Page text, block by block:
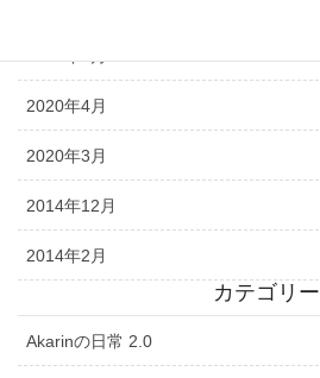
2020年5月
2020年4月
2020年3月
2014年12月
2014年2月
カテゴリー
Akarinの日常 2.0